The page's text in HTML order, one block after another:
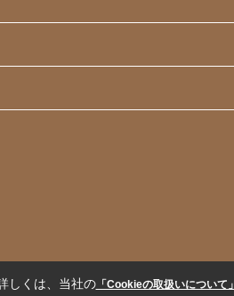
しくは、当社の「Cookieの取扱いについて」